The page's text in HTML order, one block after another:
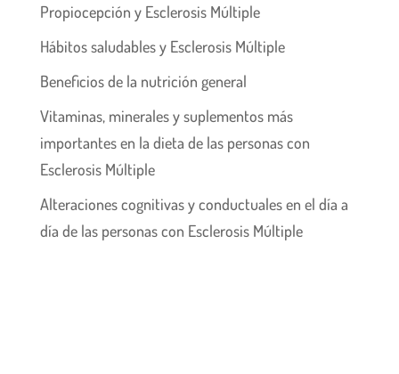
Propiocepción y Esclerosis Múltiple
Hábitos saludables y Esclerosis Múltiple
Beneficios de la nutrición general
Vitaminas, minerales y suplementos más
importantes en la dieta de las personas con
Esclerosis Múltiple
Alteraciones cognitivas y conductuales en el día a
día de las personas con Esclerosis Múltiple